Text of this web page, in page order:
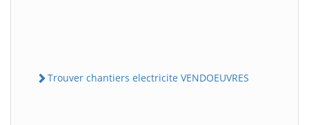
Trouver chantiers electricite VENDOEUVRES